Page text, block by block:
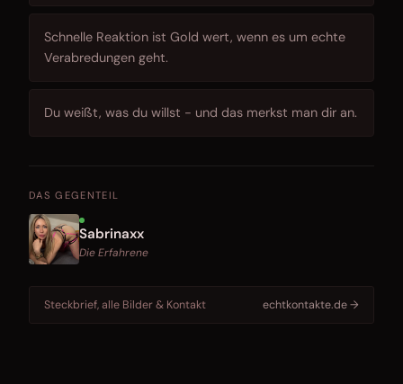
Schnelle Reaktion ist Gold wert, wenn es um echte
Verabredungen geht.
Du weißt, was du willst - und das merkst man dir an.
DAS GEGENTEIL
Sabrinaxx
Die Erfahrene
Steckbrief, alle Bilder & Kontakt echtkontakte.de →